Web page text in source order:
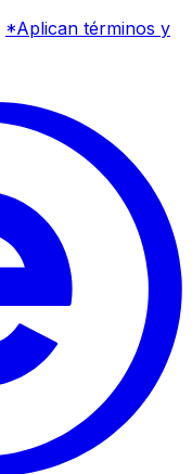
*Aplican términos y